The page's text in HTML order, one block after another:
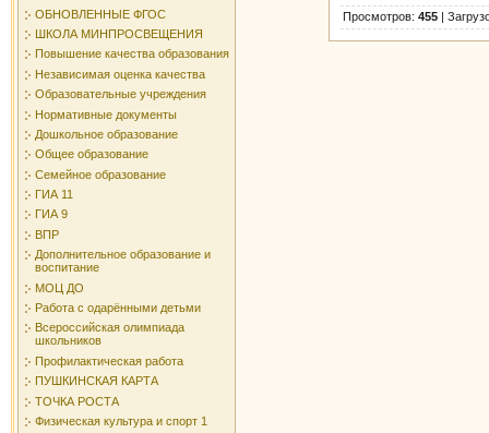
ОБНОВЛЕННЫЕ ФГОС
ШКОЛА МИНПРОСВЕЩЕНИЯ
Повышение качества образования
Независимая оценка качества
Образовательные учреждения
Нормативные документы
Дошкольное образование
Общее образование
Семейное образование
ГИА 11
ГИА 9
ВПР
Дополнительное образование и
воспитание
МОЦ ДО
Работа с одарёнными детьми
Всероссийская олимпиада
школьников
Профилактическая работа
ПУШКИНСКАЯ КАРТА
ТОЧКА РОСТА
Физическая культура и спорт 1
Просмотров: 455 |